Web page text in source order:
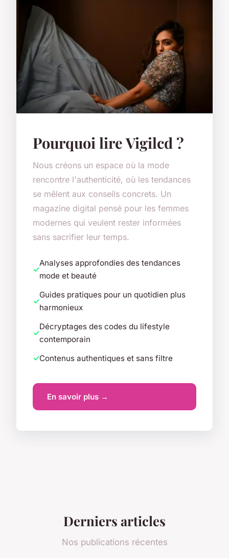
Pourquoi lire Vigilcd ?
Nous créons un espace où la mode
rencontre l'authenticité, où les tendances
se mêlent aux conseils concrets. Un
magazine digital pensé pour les femmes
modernes qui veulent rester informées
sans sacrifier leur temps.
Analyses approfondies des tendances
mode et beauté
Guides pratiques pour un quotidien plus
harmonieux
Décryptages des codes du lifestyle
contemporain
Contenus authentiques et sans filtre
En savoir plus →
Derniers articles
Nos publications récentes